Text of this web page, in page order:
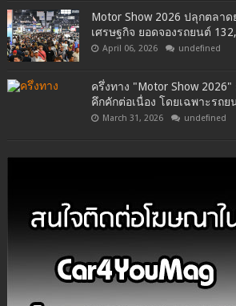
Motor Show 2026 ปลุกตลา
เศรษฐกิจ ยอดจองรถยนต์
April 06, 2026 undefined
ครึ่งทาง "Motor Show
คึกคักต่อเนื่อง โดยเฉพาะรถ
March 31, 2026 undefined